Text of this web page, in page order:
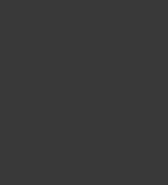
AMPLIO
que aportan un espacio